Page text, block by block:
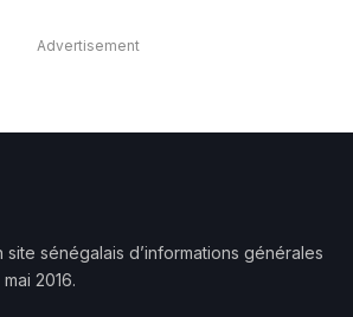
Advertisement
site sénégalais d’informations générales
2016.